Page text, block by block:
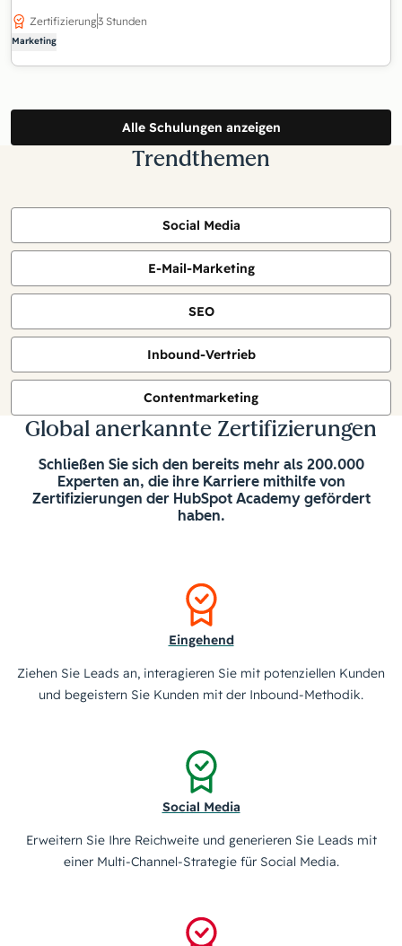
Zertifizierung3 Stunden
Marketing
Alle Schulungen anzeigen
Trendthemen
Social Media
E-Mail-Marketing
SEO
Inbound-Vertrieb
Contentmarketing
Global anerkannte Zertifizierungen
Schließen Sie sich den bereits mehr als 200.000
Experten an, die ihre Karriere mithilfe von
Zertifizierungen der HubSpot Academy gefördert
haben.
Eingehend
Ziehen Sie Leads an, interagieren Sie mit potenziellen Kunden
und begeistern Sie Kunden mit der Inbound-Methodik.
Social Media
Erweitern Sie Ihre Reichweite und generieren Sie Leads mit
einer Multi-Channel-Strategie für Social Media.